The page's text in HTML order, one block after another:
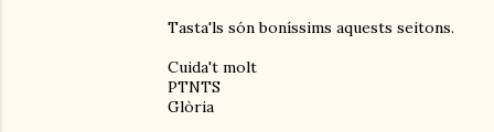
Tasta'ls són boníssims aquests seitons.
Cuida't molt
PTNTS
Glòria